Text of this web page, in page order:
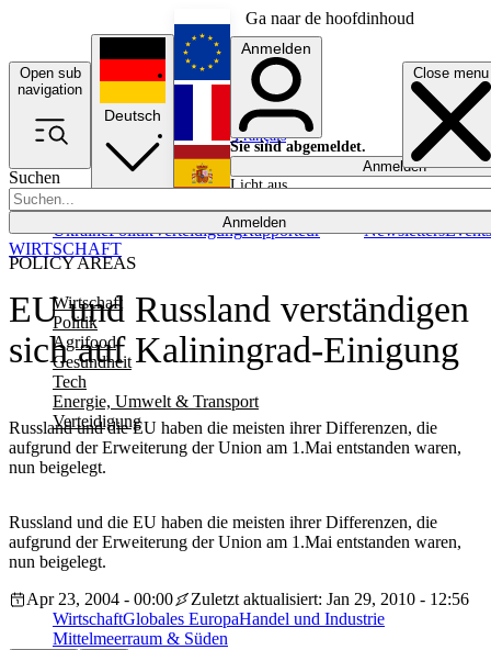
Ga naar de hoofdinhoud
Open sub
navigation
Close menu
Suchen
Anmelden
POLICY AREAS
Wirtschaft
Politik
Agrifood
Gesundheit
Tech
Energie, Umwelt & Transport
Verteidigung
UkrainePolitikVerteidigungRapporteur NewslettersEvents
Deutsch
English
Français
Anmelden
Sie sind abgemeldet.
Anmelden
Licht aus
EU und Russland verständigen
sich auf Kaliningrad-Einigung
Russland und die EU haben die meisten ihrer Differenzen, die
aufgrund der Erweiterung der Union am 1.Mai entstanden waren,
nun beigelegt.
WIRTSCHAFT
Russland und die EU haben die meisten ihrer Differenzen, die
aufgrund der Erweiterung der Union am 1.Mai entstanden waren,
nun beigelegt.
Apr 23, 2004 - 00:00
Zuletzt aktualisiert: Jan 29, 2010 - 12:56
WirtschaftGlobales EuropaHandel und Industrie
Mittelmeerraum & Süden